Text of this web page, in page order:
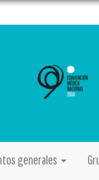
generales